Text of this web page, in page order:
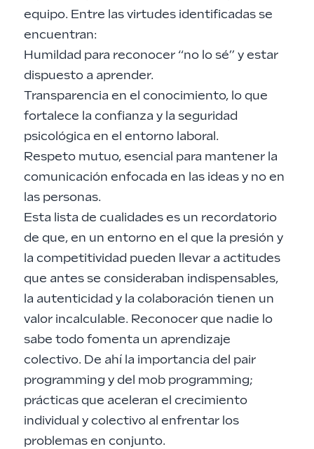
equipo. Entre las virtudes identificadas se
encuentran:
Humildad para reconocer “no lo sé” y estar
dispuesto a aprender.
Transparencia en el conocimiento, lo que
fortalece la confianza y la seguridad
psicológica en el entorno laboral.
Respeto mutuo, esencial para mantener la
comunicación enfocada en las ideas y no en
las personas.
Esta lista de cualidades es un recordatorio
de que, en un entorno en el que la presión y
la competitividad pueden llevar a actitudes
que antes se consideraban indispensables,
la autenticidad y la colaboración tienen un
valor incalculable. Reconocer que nadie lo
sabe todo fomenta un aprendizaje
colectivo. De ahí la importancia del pair
programming y del mob programming;
prácticas que aceleran el crecimiento
individual y colectivo al enfrentar los
problemas en conjunto.